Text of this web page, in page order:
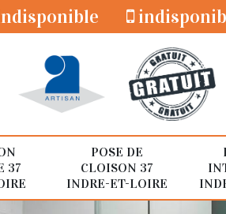
37
POSE DE
CLOISON 37
INDRE-ET-LOIRE